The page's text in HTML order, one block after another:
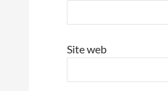
Site web